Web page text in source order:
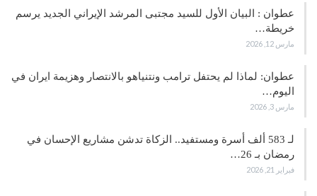
عطوان : البيان الأول للسيد مجتبى المرشد الإيراني الجديد يرسم
خريطة…
مارس 12, 2026
عطوان: لماذا لم يحتفل ترامب ونتنياهو بالانتصار وهزيمة ايران في
اليوم…
مارس 3, 2026
لـ 583 ألف أسرة ومستفيد.. الزكاة تدشن مشاريع الإحسان في
رمضان بـ 26…
فبراير 21, 2026